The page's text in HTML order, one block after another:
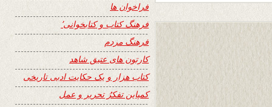
فراخوان ها
فرهنگ کتاب و کتابخوانی٬
فرهنگ مردم
کارتون های عتیق شاهد
کتاب هزار و یک حکایت ادبی تاریخی
کمپاین تفکرُ تحریر و عمل